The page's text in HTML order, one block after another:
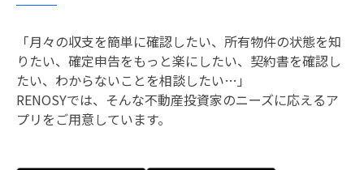
「月々の収支を簡単に確認したい、所有物件の状態を知
りたい、確定申告をもっと楽にしたい、契約書を確認し
たい、わからないことを相談したい…」
RENOSYでは、そんな不動産投資家のニーズに応えるア
プリをご用意しています。